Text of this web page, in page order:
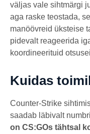
väljas vale sihtmärgi
aga raske teostada,
manöövreid üksteise
pidevalt reageerida
koordineerituid
Kuidas
Counter-Strike
saadab läbivalt
on CS:GOs tähtsal